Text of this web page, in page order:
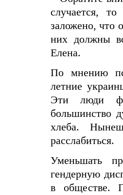
случается,
заложено, что
них должны
Елена.
По мнению
летние
Эти люди
большинство
хлеба.
расслабиться.
Уменьшать
гендерную
в обществе.